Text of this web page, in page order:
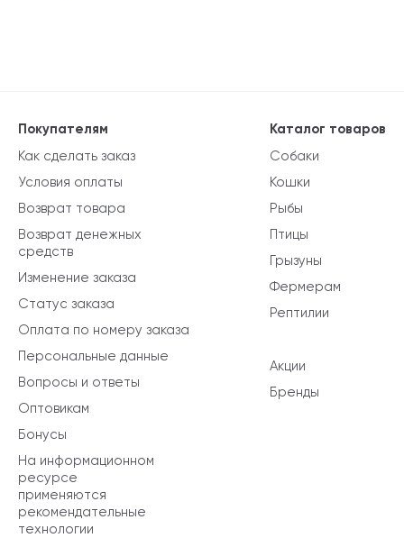
Каталог товаров
Собаки
Кошки
Рыбы
Птицы
Грызуны
Фермерам
Рептилии
Акции
Бренды
Покупателям
Как сделать заказ
Условия оплаты
Возврат товара
Возврат денежных
средств
Изменение заказа
Статус заказа
Оплата по номеру заказа
Персональные данные
Вопросы и ответы
Оптовикам
Бонусы
На информационном
ресурсе
применяются
рекомендательные
технологии